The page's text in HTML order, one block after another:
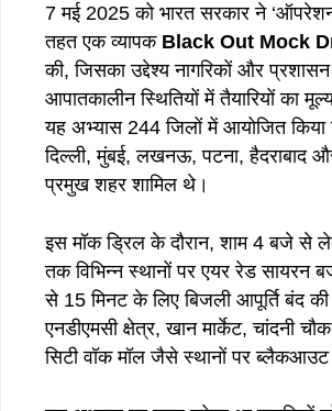
7 मई 2025 को भारत सरकार ने
तहत एक व्यापक Black Out Mock
की, जिसका उद्देश्य नागरिकों और
आपातकालीन स्थितियों में तैयारियों का
यह अभ्यास 244 जिलों में आयोजित किया
दिल्ली, मुंबई, लखनऊ, पटना, हैदराबाद
प्रमुख शहर शामिल थे।
इस मॉक ड्रिल के दौरान, शाम 4 बजे से
तक विभिन्न स्थानों पर एयर रेड सायरन
से 15 मिनट के लिए बिजली आपूर्ति बंद
एनडीएमसी क्षेत्र, खान मार्केट, चांदनी
सिटी वॉक मॉल जैसे स्थानों पर ब्लैकआउट